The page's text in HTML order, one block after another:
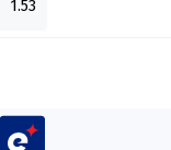
1.53